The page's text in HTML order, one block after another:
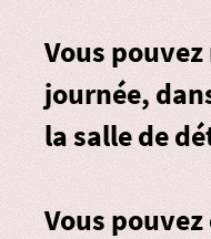
Vous
journée,
la salle de
Vous